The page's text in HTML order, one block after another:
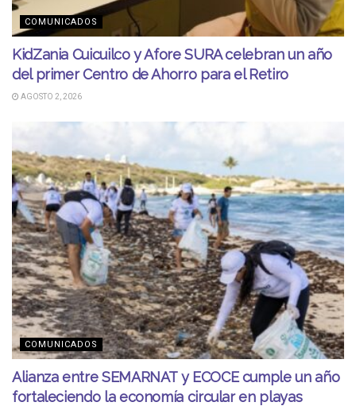
COMUNICADOS
KidZania Cuicuilco y Afore SURA celebran un año
del primer Centro de Ahorro para el Retiro
AGOSTO 2, 2026
COMUNICADOS
Alianza entre SEMARNAT y ECOCE cumple un año
fortaleciendo la economía circular en playas